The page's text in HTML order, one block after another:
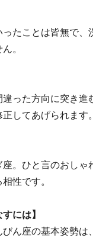
たことは皆無で
。
った方向に突き
してあげられま
座。ひと言のおし
性です。
には】
ん座の基本姿勢